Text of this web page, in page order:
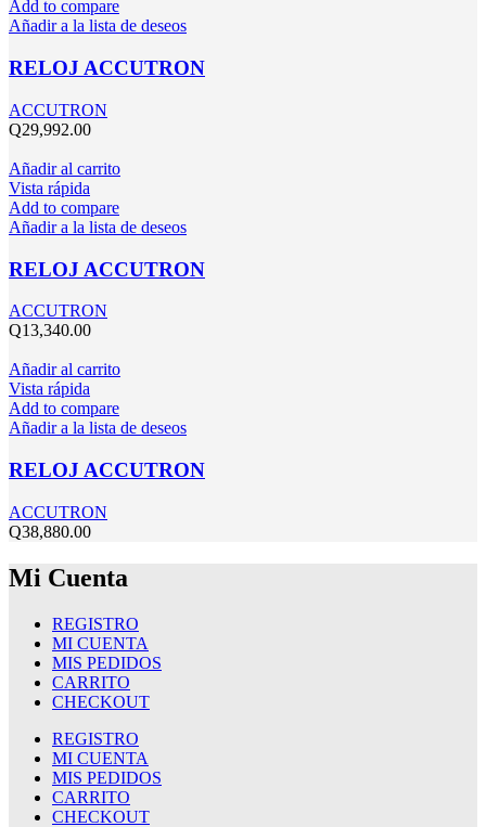
Add to compare
Añadir a la lista de deseos
RELOJ ACCUTRON
ACCUTRON
Q29,992.00
Añadir al carrito
Vista rápida
Add to compare
Añadir a la lista de deseos
RELOJ ACCUTRON
ACCUTRON
Q13,340.00
Añadir al carrito
Vista rápida
Add to compare
Añadir a la lista de deseos
RELOJ ACCUTRON
ACCUTRON
Q38,880.00
Mi Cuenta
REGISTRO
MI CUENTA
MIS PEDIDOS
CARRITO
CHECKOUT
REGISTRO
MI CUENTA
MIS PEDIDOS
CARRITO
CHECKOUT